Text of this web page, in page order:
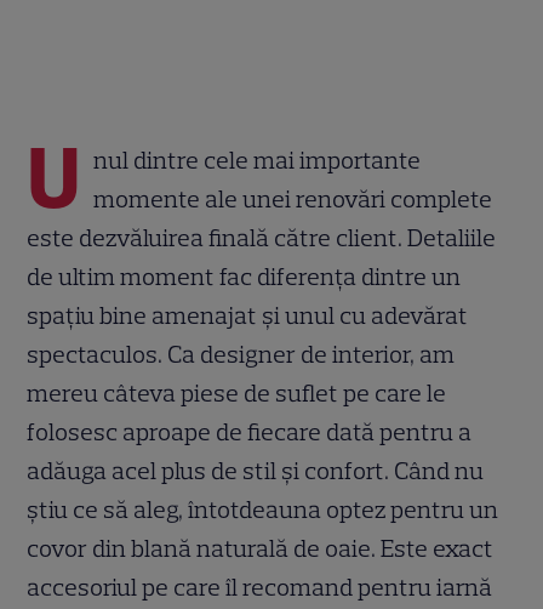
U nul dintre cele mai importante
momente ale unei renovări complete
este dezvăluirea finală către client. Detaliile
de ultim moment fac diferența dintre un
spațiu bine amenajat și unul cu adevărat
spectaculos. Ca designer de interior, am
mereu câteva piese de suflet pe care le
folosesc aproape de fiecare dată pentru a
adăuga acel plus de stil și confort. Când nu
știu ce să aleg, întotdeauna optez pentru un
covor din blană naturală de oaie. Este exact
accesoriul pe care îl recomand pentru iarnă